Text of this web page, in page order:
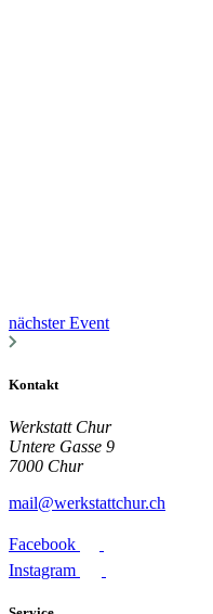
nächster Event
Kontakt
Werkstatt Chur
Untere Gasse 9
7000 Chur
mail@werkstattchur.ch
Facebook
Instagram